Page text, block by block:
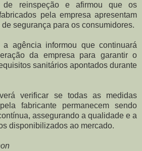
de reinspeção e afirmou que os
pela empresa apresentam
segurança para os consumidores.
agência informou que continuará
da empresa para garantir o
sanitários apontados durante
verificar se todas as medidas
fabricante permanecem sendo
assegurando a qualidade e a
disponibilizados ao mercado.